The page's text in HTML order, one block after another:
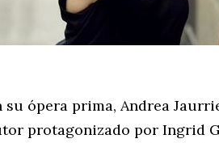
su ópera prima, Andrea
protagonizado por Ingrid